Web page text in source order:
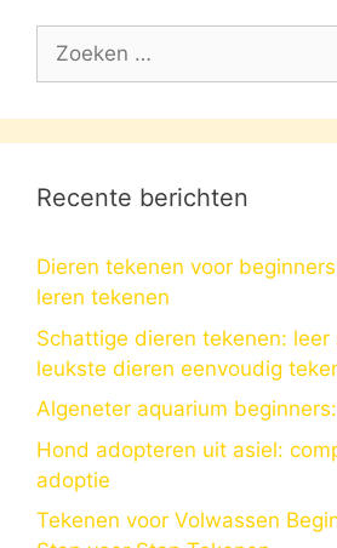
Zoek
Recente berichten
Dieren tekenen voor
leren tekenen
Schattige dieren tekenen:
leukste dieren eenvoudig
Algeneter aquarium
Hond adopteren uit asiel:
adoptie
Tekenen voor Volwassen